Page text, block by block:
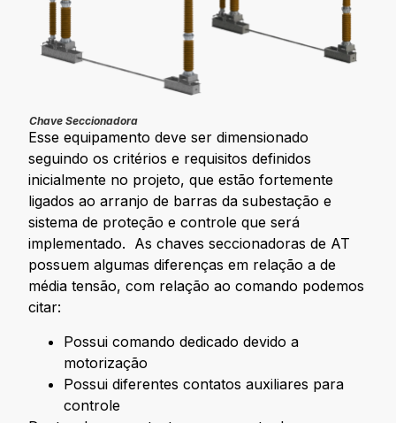
Chave Seccionadora
Esse equipamento deve ser dimensionado
seguindo os critérios e requisitos definidos
inicialmente no projeto, que estão fortemente
ligados ao arranjo de barras da subestação e
sistema de proteção e controle que será
implementado. As chaves seccionadoras de AT
possuem algumas diferenças em relação a de
média tensão, com relação ao comando podemos
citar:
Possui comando dedicado devido a
motorização
Possui diferentes contatos auxiliares para
controle